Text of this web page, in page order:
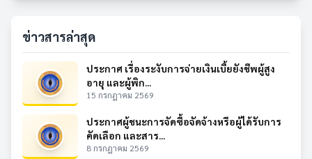
ข่าวสารล่าสุด
ประกาศ เรื่องระงับการจ่ายเงินเบี้ยยังชีพผู้สูง
อายุ และผู้พิก...
15 กรกฎาคม 2569
ประกาศผู้ชนะการจัดซื้อจัดจ้างหรือผู้ได้รับการ
คัดเลือก และสาร...
8 กรกฎาคม 2569